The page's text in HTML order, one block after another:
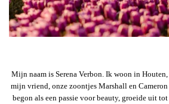
Mijn naam is Serena Verbon. Ik woon in
mijn vriend, onze zoontjes Marshall en
begon als een passie voor beauty, groeide uit